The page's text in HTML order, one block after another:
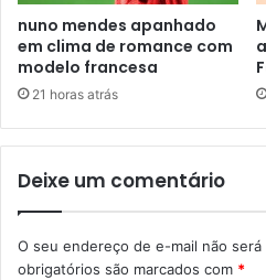
nuno mendes apanhado
em clima de romance com
modelo francesa
21 horas atrás
Deixe um comentário
O seu endereço de e-mail não será
obrigatórios são marcados com *